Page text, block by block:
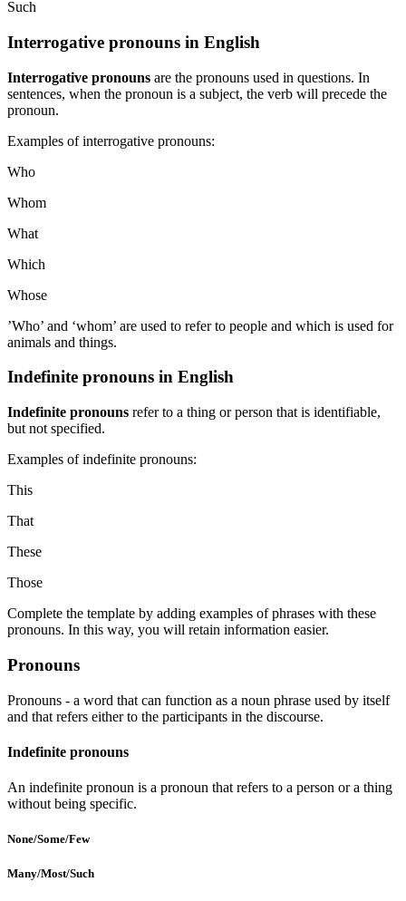
Such
Interrogative pronouns in English
Interrogative pronouns are the pronouns used in questions. In
sentences, when the pronoun is a subject, the verb will precede the
pronoun.
Examples of interrogative pronouns:
Who
Whom
What
Which
Whose
’Who’ and ‘whom’ are used to refer to people and which is used for
animals and things.
Indefinite pronouns in English
Indefinite pronouns refer to a thing or person that is identifiable,
but not specified.
Examples of indefinite pronouns:
This
That
These
Those
Complete the template by adding examples of phrases with these
pronouns. In this way, you will retain information easier.
Pronouns
Pronouns - a word that can function as a noun phrase used by itself
and that refers either to the participants in the discourse.
Indefinite pronouns
An indefinite pronoun is a pronoun that refers to a person or a thing
without being specific.
None/Some/Few
Many/Most/Such